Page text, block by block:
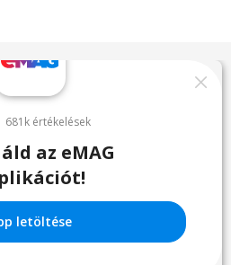
681k értékelések
az eMAG
letöltése